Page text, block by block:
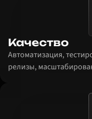
Качество
Автоматизация,
релизы,